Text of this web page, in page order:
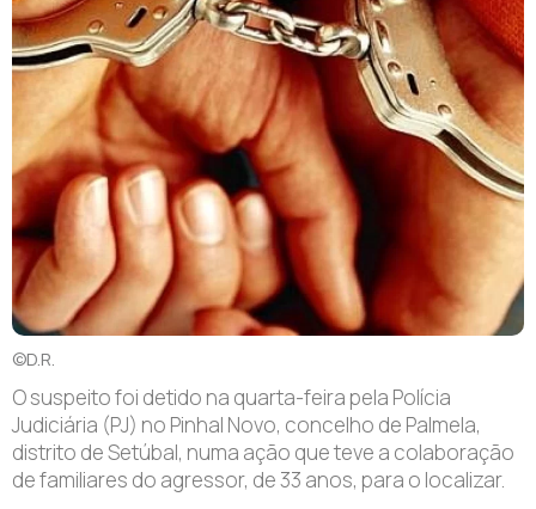
©D.R.
O suspeito foi detido na quarta-feira pela Polícia
Judiciária (PJ) no Pinhal Novo, concelho de Palmela,
distrito de Setúbal, numa ação que teve a colaboração
de familiares do agressor, de 33 anos, para o localizar.